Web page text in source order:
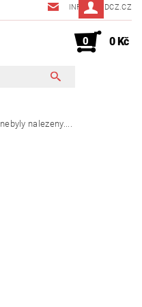
INFO@JMDCZ.CZ
0 0 Kč
nebyly nalezeny....